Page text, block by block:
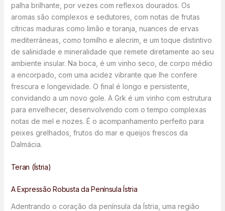
palha brilhante, por vezes com reflexos dourados. Os
aromas são complexos e sedutores, com notas de frutas
cítricas maduras como limão e toranja, nuances de ervas
mediterrâneas, como tomilho e alecrim, e um toque distintivo
de salinidade e mineralidade que remete diretamente ao seu
ambiente insular. Na boca, é um vinho seco, de corpo médio
a encorpado, com uma acidez vibrante que lhe confere
frescura e longevidade. O final é longo e persistente,
convidando a um novo gole. A Grk é um vinho com estrutura
para envelhecer, desenvolvendo com o tempo complexas
notas de mel e nozes. É o acompanhamento perfeito para
peixes grelhados, frutos do mar e queijos frescos da
Dalmácia.
Teran (Ístria)
A Expressão Robusta da Península Ístria
Adentrando o coração da península da Ístria, uma região